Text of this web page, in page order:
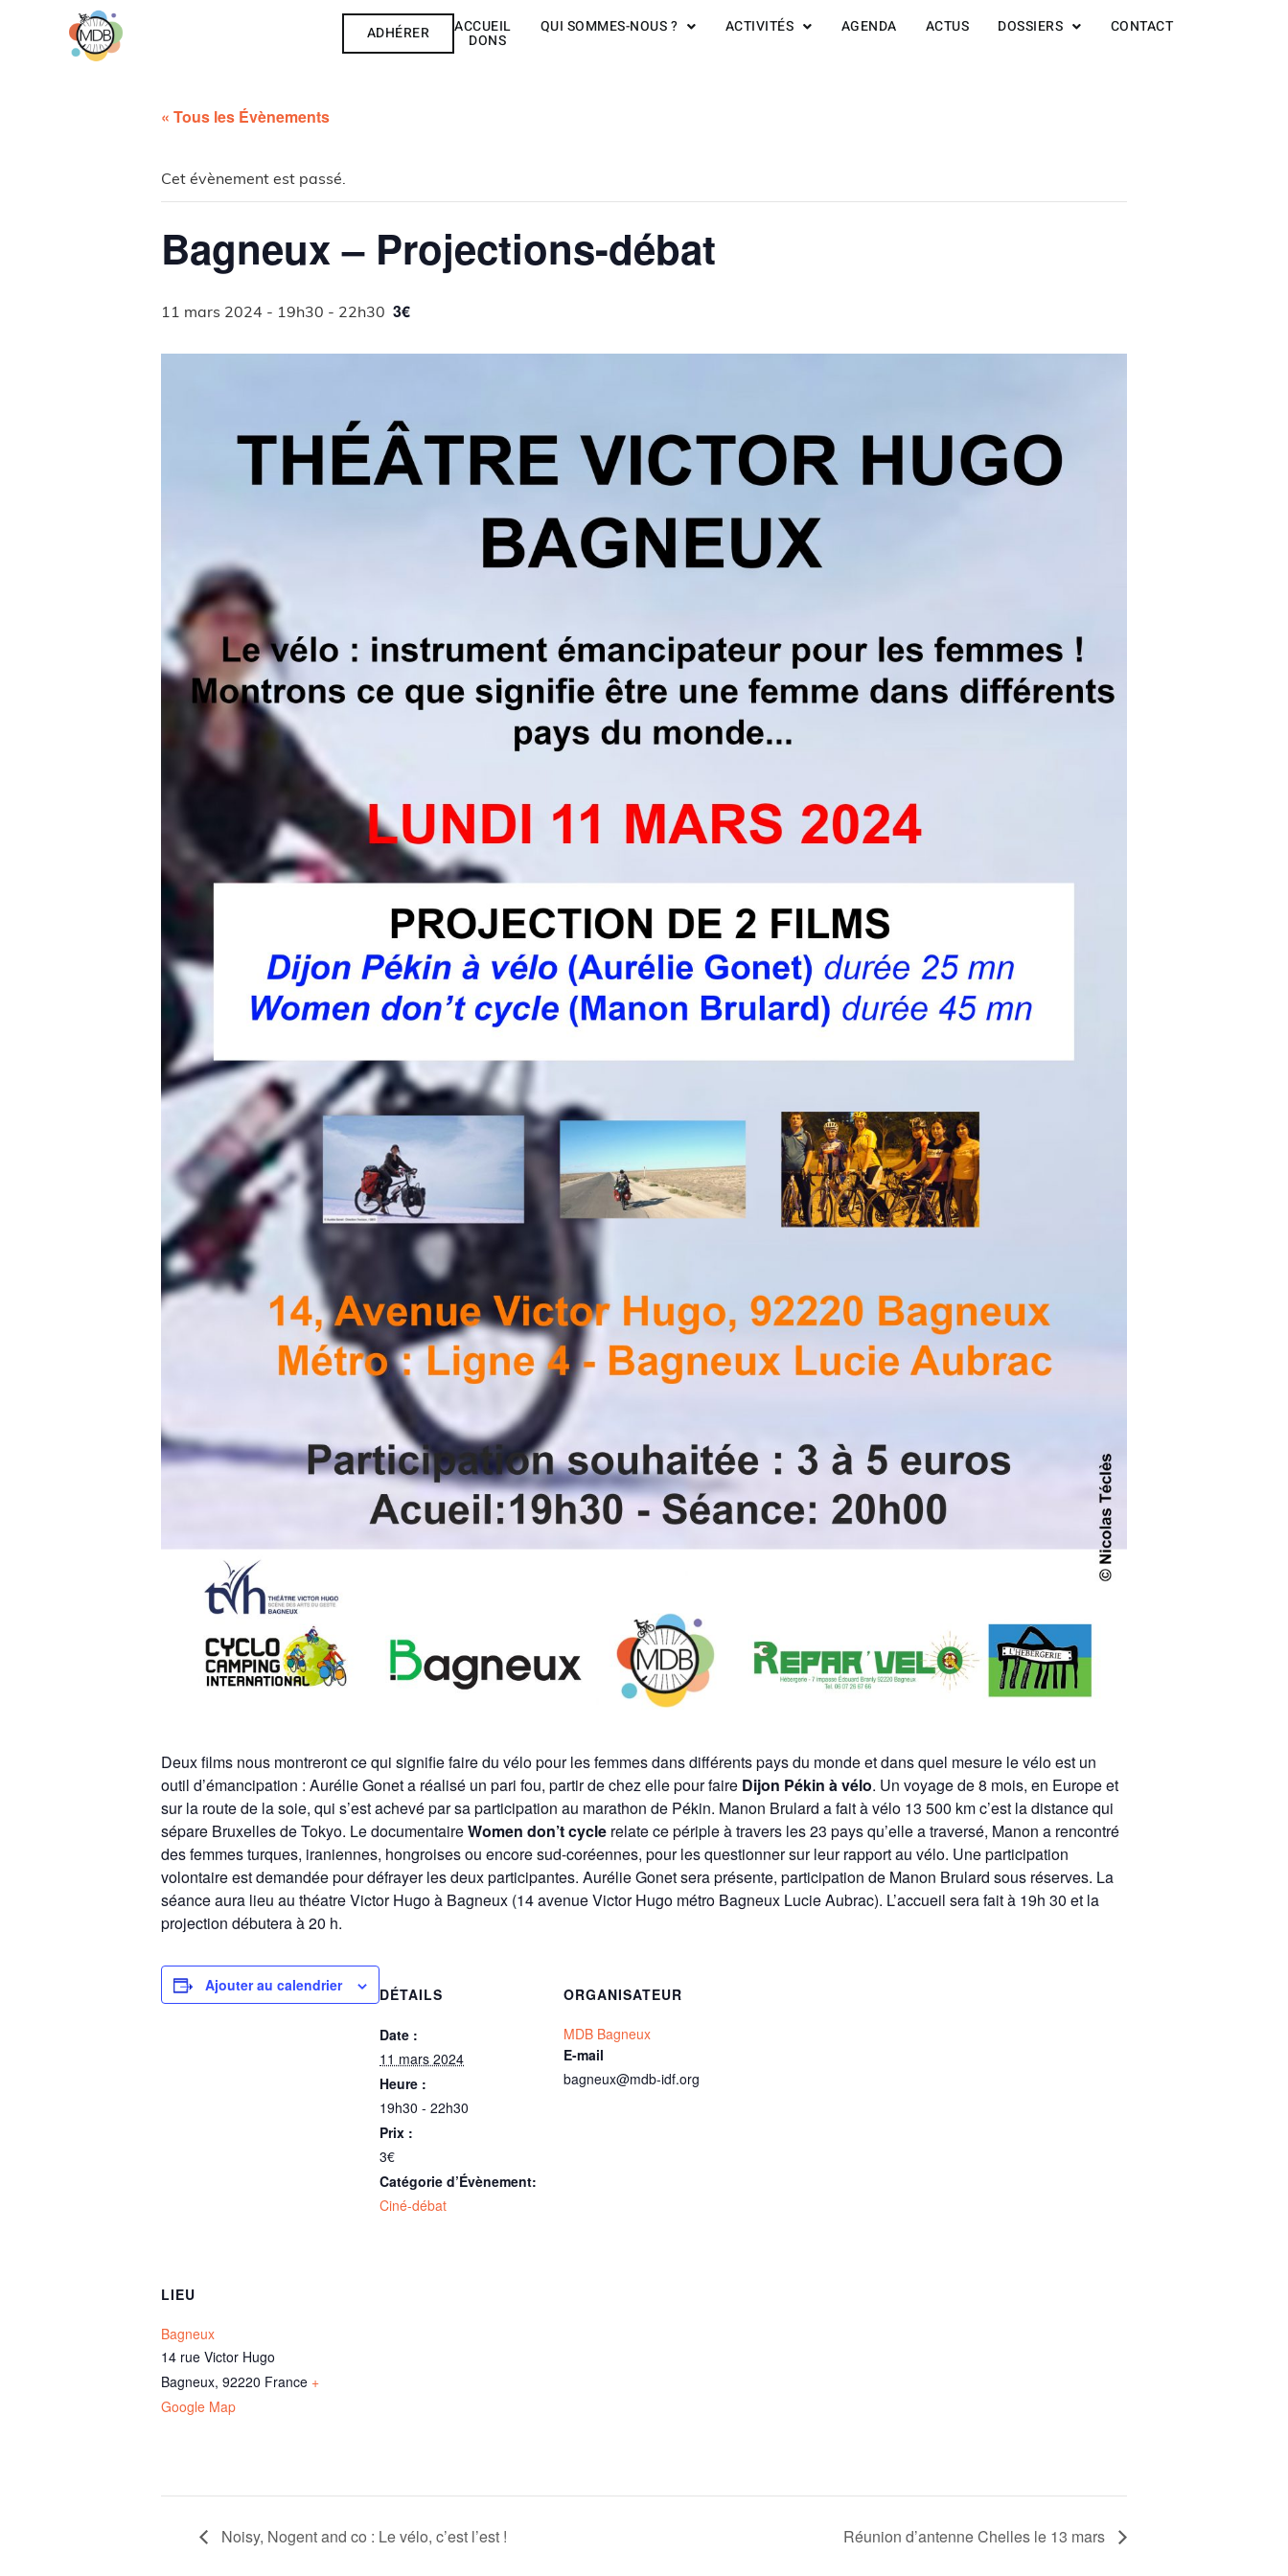
ADHÉRER ACCUEIL QUI SOMMES-NOUS ? ACTIVITÉS AGENDA ACTUS DOSSIERS CONTACT
DONS
« Tous les Évènements
Cet évènement est passé.
Bagneux – Projections-débat
11 mars 2024 - 19h30 - 22h30 3€
Deux films nous montreront ce qui signifie faire du vélo pour les femmes dans différents pays du monde et dans quel mesure le vélo est un
outil d’émancipation : Aurélie Gonet a réalisé un pari fou, partir de chez elle pour faire Dijon Pékin à vélo. Un voyage de 8 mois, en Europe et
sur la route de la soie, qui s’est achevé par sa participation au marathon de Pékin. Manon Brulard a fait à vélo 13 500 km c’est la distance qui
sépare Bruxelles de Tokyo. Le documentaireWomen don’t cycle relate ce périple à travers les 23 pays qu’elle a traversé, Manon a rencontré
des femmes turques, iraniennes, hongroises ou encore sud-coréennes, pour les questionner sur leur rapport au vélo. Une participation
volontaire est demandée pour défrayer les deux participantes. Aurélie Gonet sera présente, participation de Manon Brulard sous réserves. La
séance aura lieu au théatre Victor Hugo à Bagneux (14 avenue Victor Hugo métro Bagneux Lucie Aubrac). L’accueil sera fait à 19h 30 et la
projection débutera à 20 h.
Ajouter au calendrier DÉTAILS
Date :
11 mars 2024
Heure :
19h30 - 22h30
Prix :
3€
Catégorie d’Évènement:
Ciné-débat
ORGANISATEUR
MDB Bagneux
E-mail
bagneux@mdb-idf.org
LIEU
Bagneux
14 rue Victor Hugo
Bagneux, 92220 France +
Google Map
Noisy, Nogent and co : Le vélo, c’est l’est ! Réunion d’antenne Chelles le 13 mars